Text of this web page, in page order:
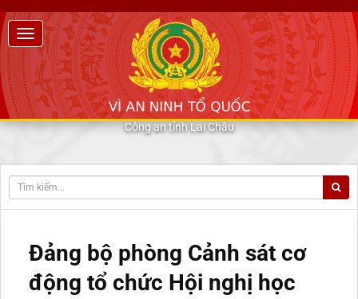
Công an tỉnh Lai Châu
Đảng bộ phòng Cảnh sát cơ
động tổ chức Hội nghị học